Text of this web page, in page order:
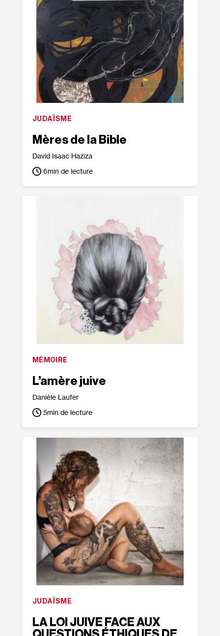
JUDAÏSME
Mères de la Bible
David Isaac Haziza
6min de lecture
MÉMOIRE
L’amère juive
Danièle Laufer
5min de lecture
JUDAÏSME
LA LOI JUIVE FACE AUX